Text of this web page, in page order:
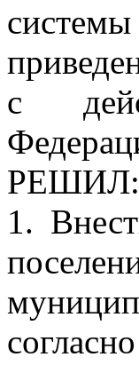
с
РЕШИЛ:
1.